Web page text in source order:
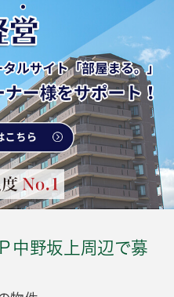
中野坂上周辺で募